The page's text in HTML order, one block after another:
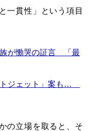
一貫性」という項目
族が慟哭の証言 「最
トジェット」案も…
の立場を取ると、そ